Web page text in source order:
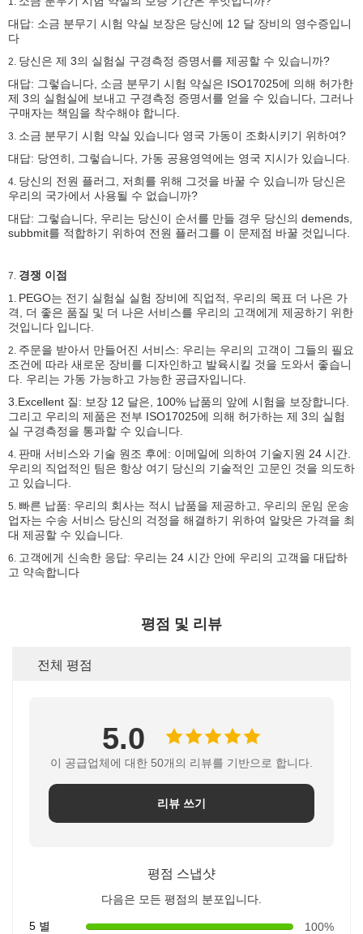
대답: 소금 분무기 시험 약실 보장은 당신에 12 달 장비의 영수증입니
다
2. 당신은 제 3의 실험실 구경측정 증명서를 제공할 수 있습니까?
대답: 그렇습니다, 소금 분무기 시험 약실은 ISO17025에 의해 허가한
제 3의 실험실에 보내고 구경측정 증명서를 얻을 수 있습니다, 그러나
구매자는 책임을 착수해야 합니다.
3. 소금 분무기 시험 약실 있습니다 영국 가동이 조화시키기 위하여?
대답: 당연히, 그렇습니다, 가동 공용영역에는 영국 지시가 있습니다.
4. 당신의 전원 플러그, 저희를 위해 그것을 바꿀 수 있습니까 당신은
우리의 국가에서 사용될 수 없습니까?
대답: 그렇습니다, 우리는 당신이 순서를 만들 경우 당신의 demends,
subbmit를 적합하기 위하여 전원 플러그를 이 문제점 바꿀 것입니다.
7. 경쟁 이점
1. PEGO는 전기 실험실 실험 장비에 직업적, 우리의 목표 더 나은 가
격, 더 좋은 품질 및 더 나은 서비스를 우리의 고객에게 제공하기 위한
것입니다 입니다.
2. 주문을 받아서 만들어진 서비스: 우리는 우리의 고객이 그들의 필요
조건에 따라 새로운 장비를 디자인하고 발육시킬 것을 도와서 좋습니
다. 우리는 가동 가능하고 가능한 공급자입니다.
3.Excellent 질: 보장 12 달은, 100% 납품의 앞에 시험을 보장합니다.
그리고 우리의 제품은 전부 ISO17025에 의해 허가하는 제 3의 실험
실 구경측정을 통과할 수 있습니다.
4. 판매 서비스와 기술 원조 후에: 이메일에 의하여 기술지원 24 시간.
우리의 직업적인 팀은 항상 여기 당신의 기술적인 고문인 것을 의도하
고 있습니다.
5. 빠른 납품: 우리의 회사는 적시 납품을 제공하고, 우리의 운임 운송
업자는 수송 서비스 당신의 걱정을 해결하기 위하여 알맞은 가격을 최
대 제공할 수 있습니다.
6. 고객에게 신속한 응답: 우리는 24 시간 안에 우리의 고객을 대답하
고 약속합니다
평점 및 리뷰
전체 평점
5.0
이 공급업체에 대한 50개의 리뷰를 기반으로 합니다.
리뷰 쓰기
평점 스냅샷
다음은 모든 평점의 분포입니다.
5 별
100%